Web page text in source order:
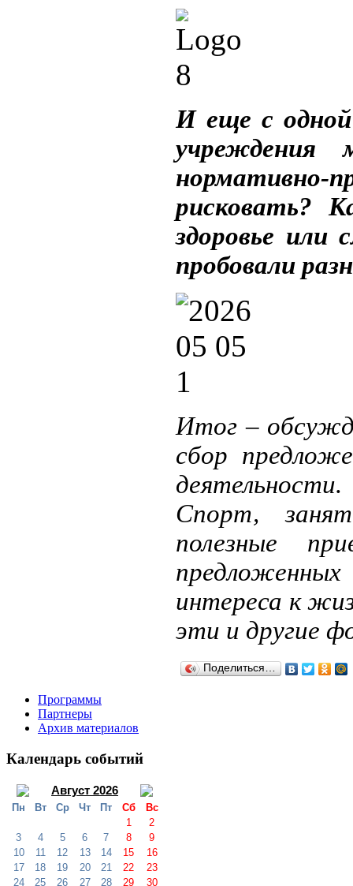
И еще с одной
учреждения
рисковать?
здоровье или
пробовали
Итог –
сбор
деятельности.
Спорт,
полезные
интереса к
эти и другие
Поделиться…
Программы
Партнеры
Архив материалов
Календарь событий
Август 2026
Пн Вт Ср Чт Пт Сб
Вс
1
2
3
4 5 6 7 8
9
10
11 12 13 14 15
16
17
18 19 20 21 22
23
24
25 26 27 28 29 30